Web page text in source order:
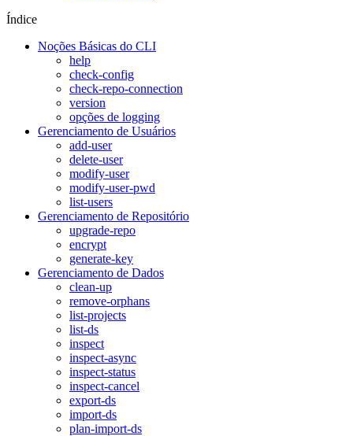
Índice
Noções Básicas do CLI
help
check-config
check-repo-connection
version
opções de logging
Gerenciamento de Usuários
add-user
delete-user
modify-user
modify-user-pwd
list-users
Gerenciamento de Repositório
upgrade-repo
encrypt
generate-key
Gerenciamento de Dados
clean-up
remove-orphans
list-projects
list-ds
inspect
inspect-async
inspect-status
inspect-cancel
export-ds
import-ds
plan-import-ds